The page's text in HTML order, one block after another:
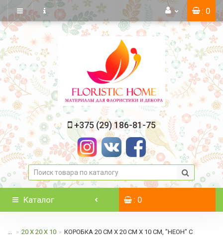
: 0
+375 (29) 186-81-75
Каталог : 0
... 20 Х 20 Х 10 КОРОБКА 20 СМ Х 20 СМ Х 10 СМ, "НЕОН" C